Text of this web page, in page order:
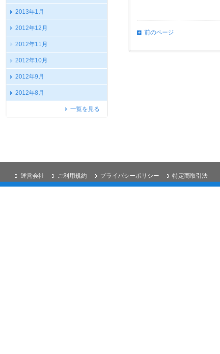
2013年1月
2012年12月
2012年11月
2012年10月
2012年9月
2012年8月
一覧を見る
前のページ
特定商取引法
プライバシーポリシー
ご利用規約
運営会社